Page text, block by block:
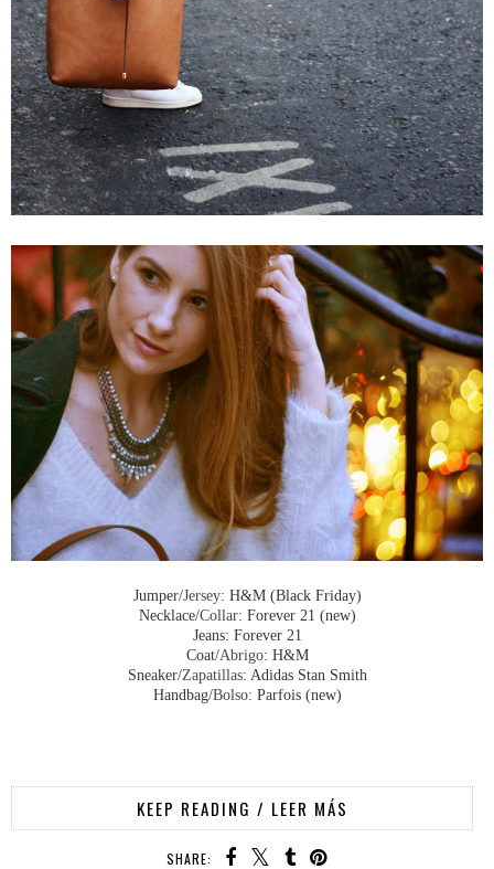
Jumper/Jersey: H&M (Black Friday)
Necklace/Collar: Forever 21 (new)
Jeans: Forever 21
Coat/Abrigo: H&M
Sneaker/Zapatillas: Adidas Stan Smith
Handbag/Bolso: Parfois (new)
KEEP READING / LEER MÁS
SHARE: